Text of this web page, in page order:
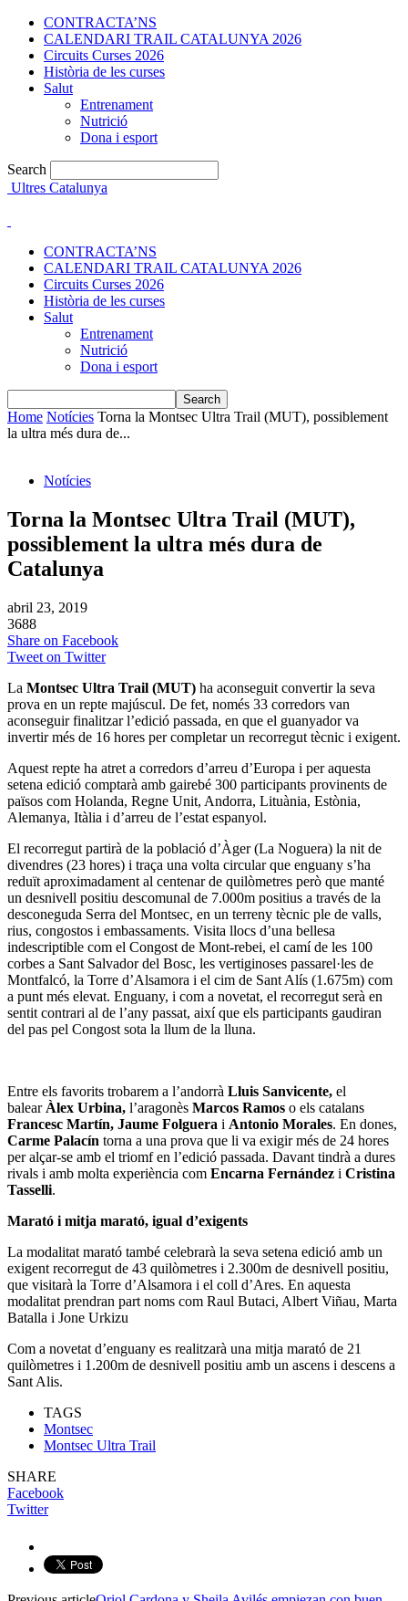
CONTRACTA’NS
CALENDARI TRAIL CATALUNYA 2026
Circuits Curses 2026
Història de les curses
Salut
Entrenament
Nutrició
Dona i esport
Search
Ultres Catalunya
CONTRACTA’NS
CALENDARI TRAIL CATALUNYA 2026
Circuits Curses 2026
Història de les curses
Salut
Entrenament
Nutrició
Dona i esport
Home Notícies Torna la Montsec Ultra Trail (MUT), possiblement
la ultra més dura de...
Notícies
Torna la Montsec Ultra Trail (MUT),
possiblement la ultra més dura de
Catalunya
abril 23, 2019
3688
Share on Facebook
Tweet on Twitter
La Montsec Ultra Trail (MUT) ha aconseguit convertir la seva
prova en un repte majúscul. De fet, només 33 corredors van
aconseguir finalitzar l’edició passada, en que el guanyador va
invertir més de 16 hores per completar un recorregut tècnic i exigent.
Aquest repte ha atret a corredors d’arreu d’Europa i per aquesta
setena edició comptarà amb gairebé 300 participants provinents de
països com Holanda, Regne Unit, Andorra, Lituània, Estònia,
Alemanya, Itàlia i d’arreu de l’estat espanyol.
El recorregut partirà de la població d’Àger (La Noguera) la nit de
divendres (23 hores) i traça una volta circular que enguany s’ha
reduït aproximadament al centenar de quilòmetres però que manté
un desnivell positiu descomunal de 7.000m positius a través de la
desconeguda Serra del Montsec, en un terreny tècnic ple de valls,
rius, congostos i embassaments. Visita llocs d’una bellesa
indescriptible com el Congost de Mont-rebei, el camí de les 100
corbes a Sant Salvador del Bosc, les vertiginoses passarel·les de
Montfalcó, la Torre d’Alsamora i el cim de Sant Alís (1.675m) com
a punt més elevat. Enguany, i com a novetat, el recorregut serà en
sentit contrari al de l’any passat, així que els participants gaudiran
del pas pel Congost sota la llum de la lluna.
Entre els favorits trobarem a l’andorrà Lluis Sanvicente, el
balear Àlex Urbina, l’aragonès Marcos Ramos o els catalans
Francesc Martín, Jaume Folguera i Antonio Morales. En dones,
Carme Palacín torna a una prova que li va exigir més de 24 hores
per alçar-se amb el triomf en l’edició passada. Davant tindrà a dures
rivals i amb molta experiència com Encarna Fernández i Cristina
Tasselli.
Marató i mitja marató, igual d’exigents
La modalitat marató també celebrarà la seva setena edició amb un
exigent recorregut de 43 quilòmetres i 2.300m de desnivell positiu,
que visitarà la Torre d’Alsamora i el coll d’Ares. En aquesta
modalitat prendran part noms com Raul Butaci, Albert Viñau, Marta
Batalla i Jone Urkizu
Com a novetat d’enguany es realitzarà una mitja marató de 21
quilòmetres i 1.200m de desnivell positiu amb un ascens i descens a
Sant Alis.
TAGS
Montsec
Montsec Ultra Trail
SHARE
Facebook
Twitter